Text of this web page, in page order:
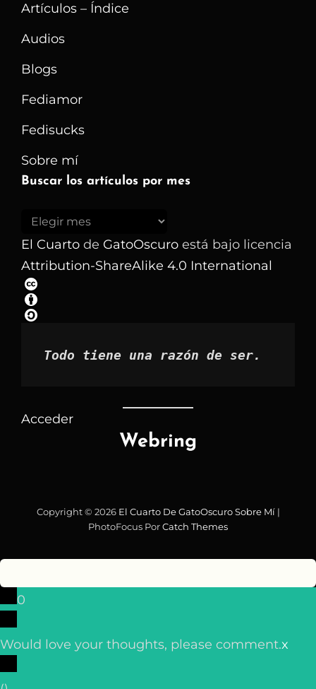
Artículos – Índice
Audios
Blogs
Fediamor
Fedisucks
Sobre mí
Buscar los artículos por mes
Buscar
los
artículos
por
mes
El Cuarto de GatoOscuro está bajo licencia
Attribution-ShareAlike 4.0 International
Todo tiene una razón de ser.
Acceder
Webring
Copyright © 2026 El Cuarto De GatoOscuro Sobre Mí|
PhotoFocus PorCatch Themes
0
Would love your thoughts, please comment.x